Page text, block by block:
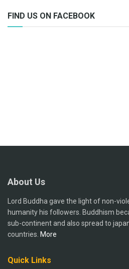
FIND US ON FACEBOOK
About Us
Lord Buddha gave the light of non-
humanity his followers. Buddhism
sub-continent and also spread to
countries. More
Quick Links